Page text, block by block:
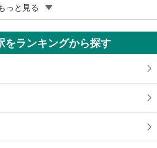
イオンズタワー岡山千日前
万円
県岡山市北区表町3丁目
っと見る
をランキングから探す